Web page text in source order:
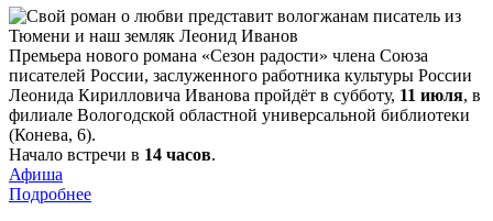
Премьера нового романа «Сезон радости» члена Союза
писателей России, заслуженного работника культуры России
Леонида Кирилловича Иванова пройдёт в субботу, 11 июля, в
филиале Вологодской областной универсальной библиотеки
(Конева, 6).
Начало встречи в 14 часов.
Афиша
Подробнее